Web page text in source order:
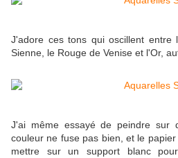
J'adore ces tons qui oscillent
Sienne, le Rouge de Venise et l'Or,
J'ai même essayé de peindre sur
couleur ne fuse pas bien, et le
mettre sur un support blanc